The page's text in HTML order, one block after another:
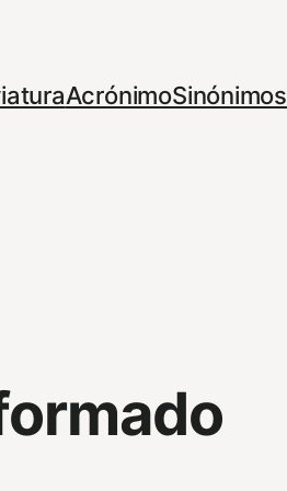
AcrónimoSinónimos